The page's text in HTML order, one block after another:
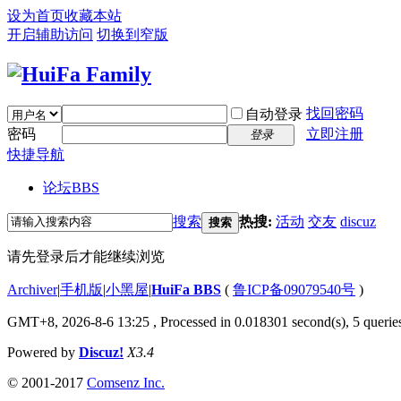
设为首页收藏本站
开启辅助访问 切换到窄版
自动登录 找回密码
密码
登录
立即注册
快捷导航
论坛BBS
搜索 搜索 热搜: 活动 交友 discuz
请先登录后才能继续浏览
Archiver|手机版|小黑屋|HuiFa BBS ( 鲁ICP备09079540号 )
GMT+8, 2026-8-6 13:25 , Processed in 0.018301 second(s), 5
Powered by Discuz! X3.4
© 2001-2017 Comsenz Inc.